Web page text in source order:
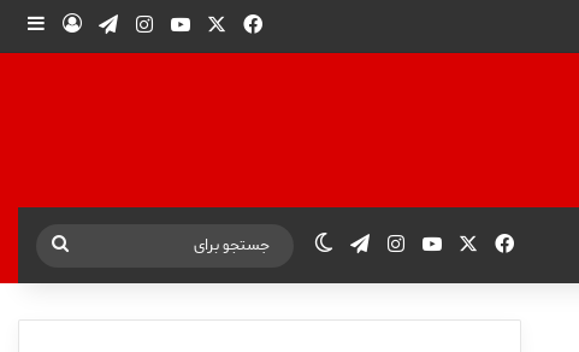
فیس بوکیوتیوباینستاگرام
تلگرامورود
فیس بوکیوتیوباینستاگرام
تلگرامتغییر پوسته
جستجو
برای